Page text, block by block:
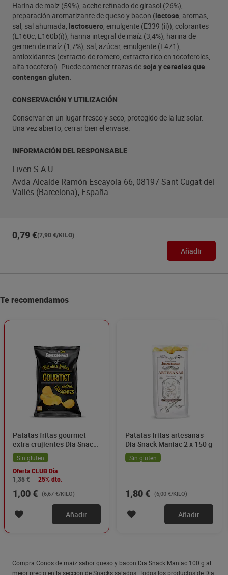
Harina de maíz (59%), aceite refinado de girasol (26%),
preparación aromatizante de queso y bacon (lactosa, aromas,
sal, sal ahumada, lactosuero, emulgente (E339 (ii)), colorantes
(E160c, E160b(i)), harina integral de maíz (3,4%), harina de
germen de maíz (1,7%), sal, azúcar, emulgente (E471),
antioxidantes (extracto de romero, extracto rico en tocoferoles,
alfa-tocoferol). Puede contener trazas desoja y cereales que
contengan gluten.
CONSERVACIÓN Y UTILIZACIÓN
Conservar en un lugar fresco y seco, protegido de la luz solar.
Una vez abierto, cerrar bien el envase.
INFORMACIÓN DEL RESPONSABLE
Liven S.A.U.
Avda Alcalde Ramón Escayola 66, 08197 Sant Cugat del
Vallés (Barcelona), España.
0,79 €(7,90 €/KILO)
Añadir
Te recomendamos
Patatas fritas gourmet
extra crujientes Dia Snack
Maniac 150 g
Sin gluten
Oferta CLUB Dia
1,35 €
25% dto.
1,00 € (6,67 €/KILO)
Añadir
Patatas fritas artesanas
Dia Snack Maniac 2 x 150 g
Sin gluten
1,80 € (6,00 €/KILO)
Añadir
Compra Conos de maíz sabor queso y bacon Dia Snack Maniac 100 g al
mejor precio en la sección de Snacks salados. Todos los productos de Dia